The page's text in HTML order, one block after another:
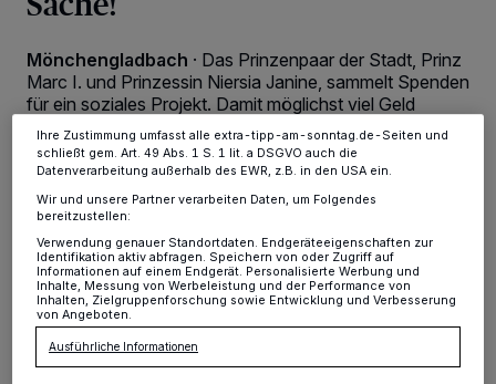
Mönchengladbach · Das Prinzenpaar der Stadt, Prinz
Marc I. und Prinzessin Niersia Janine, sammelt Spenden
für ein soziales Projekt. Damit möglichst viel Geld
zusammenkommt, gibt es am Freitag, 9. Januar, ein
Benefizkonzert im Westend.
09.12.2025 , 10:40 Uhr Eine Minute Lesezeit
Anzeigen möglicherweise nicht mehr so relevant für Sie. Sie können
ändern oder Ihre Einwilligung zu widerrufen, indem Sie auf den Link
Einstellungen oder Ablehnen am unteren Rand der Webseite klicken.
Ihre Einstellungen gelten innerhalb unseres Website. Weitere
Informationen finden Sie in unserer Datenschutzerklärung.
Ihre Zustimmung umfasst alle extra-tipp-am-sonntag.de-Seiten und
schließt gem. Art. 49 Abs. 1 S. 1 lit. a DSGVO auch die
Datenverarbeitung außerhalb des EWR, z.B. in den USA ein.
Wir und unsere Partner verarbeiten Daten, um Folgendes
bereitzustellen:
Verwendung genauer Standortdaten. Endgeräteeigenschaften zur
Identifikation aktiv abfragen. Speichern von oder Zugriff auf
Informationen auf einem Endgerät. Personalisierte Werbung und
Inhalte, Messung von Werbeleistung und der Performance von
Inhalten, Zielgruppenforschung sowie Entwicklung und Verbesserung
von Angeboten.
Ausführliche Informationen